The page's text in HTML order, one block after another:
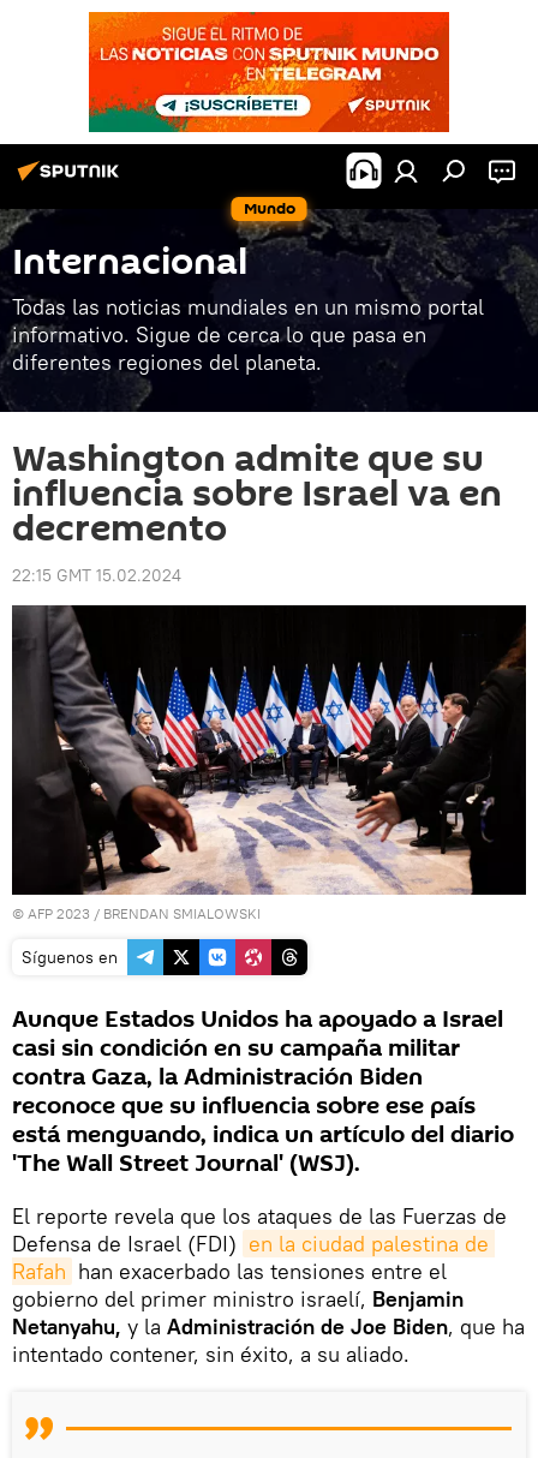
Mundo
Internacional
Todas las noticias mundiales en un mismo portal
informativo. Sigue de cerca lo que pasa en
diferentes regiones del planeta.
Washington admite que su
influencia sobre Israel va en
decremento
22:15 GMT 15.02.2024
© AFP 2023 / BRENDAN SMIALOWSKI
Síguenos en
Aunque Estados Unidos ha apoyado a Israel
casi sin condición en su campaña militar
contra Gaza, la Administración Biden
reconoce que su influencia sobre ese país
está menguando, indica un artículo del diario
'The Wall Street Journal' (WSJ).
El reporte revela que los ataques de las Fuerzas de
Defensa de Israel (FDI) en la ciudad palestina de
Rafah han exacerbado las tensiones entre el
gobierno del primer ministro israelí, Benjamin
Netanyahu, y la Administración de Joe Biden, que ha
intentado contener, sin éxito, a su aliado.